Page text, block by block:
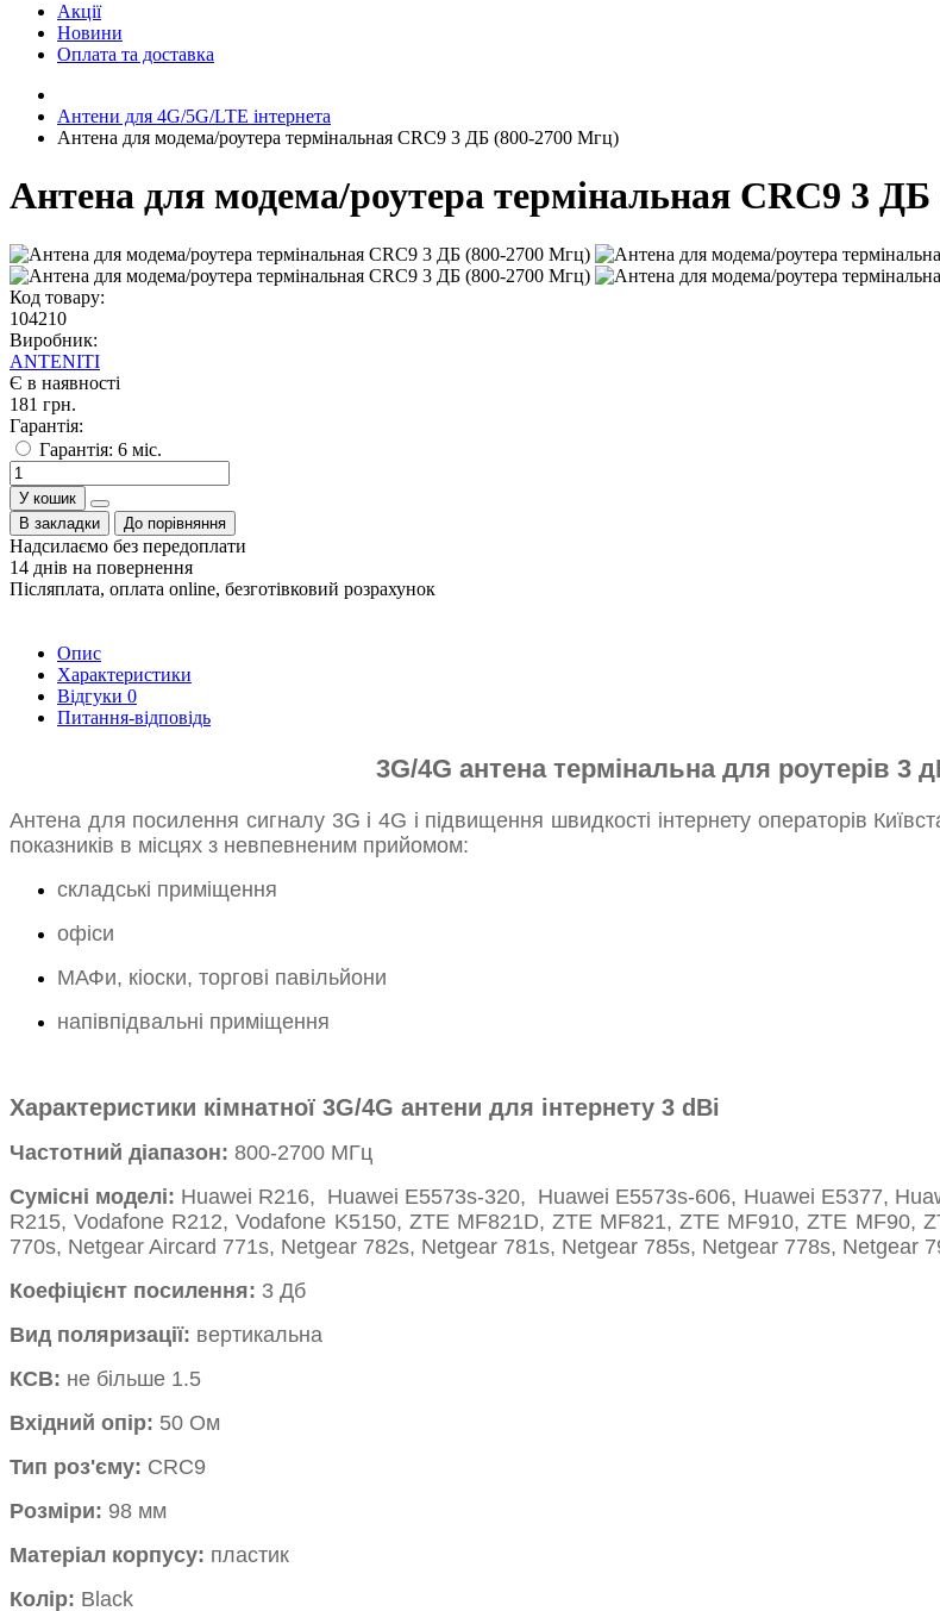
Акції
Новини
Оплата та доставка
Антени для 4G/5G/LTE інтернета
Антена для модема/роутера термінальная CRC9 3 ДБ (800-2700 Мгц)
Антена для модема/роутера термінальная CRC9 3
Код товару:
104210
Виробник:
ANTENITI
Є в наявності
181 грн.
Гарантія:
Гарантія: 6 міс.
У кошик
В закладки
До порівняння
Надсилаємо без передоплати
14 днів на повернення
Післяплата, оплата online, безготівковий розрахунок
Опис
Характеристики
Відгуки 0
Питання-відповідь
3G/4G антена термінальна для роутерів 3
Антена для посилення сигналу 3G і 4G і підвищення швидкості інтернету операторів
показників в місцях з невпевненим прийомом:
складські приміщення
офіси
МАФи, кіоски, торгові павільйони
напівпідвальні приміщення
Характеристики кімнатної 3G/4G антени для інтернету 3 dBi
Частотний діапазон: 800-2700 МГц
Сумісні моделі: Huawei R216, Huawei E5573s-320, Huawei E5573s-606, Huawei E5377,
R215, Vodafone R212, Vodafone K5150, ZTE MF821D, ZTE MF821, ZTE MF910, ZTE MF90,
770s, Netgear Aircard 771s, Netgear 782s, Netgear 781s, Netgear 785s, Netgear 778s, Netgear
Коефіцієнт посилення: 3 Дб
Вид поляризації: вертикальна
КСВ: не більше 1.5
Вхідний опір: 50 Ом
Тип роз'єму: CRC9
Розміри: 98 мм
Матеріал корпусу: пластик
Колір: Black